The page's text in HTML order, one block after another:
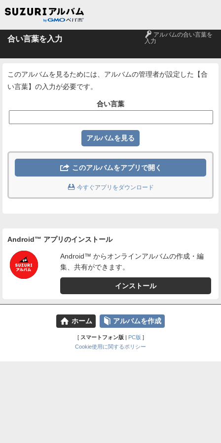
合い言葉を入力 🔑 アルバムの合い言葉を
入力
このアルバムを見るためには、アルバムの管理者が設定した【合
い言葉】の入力が必要です。
合い言葉
 このアルバムをアプリで開く
 今すぐアプリをダウンロード
Android™ アプリのインストール
Android™ からオンラインアルバムの作成・編
集、共有ができます。
インストール
⌂ ホーム 📕 アルバムを作成
[ スマートフォン版| PC版 ]
Cookie使用に関するポリシー